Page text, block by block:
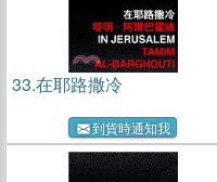
33.在耶路撒冷
到貨時通知我